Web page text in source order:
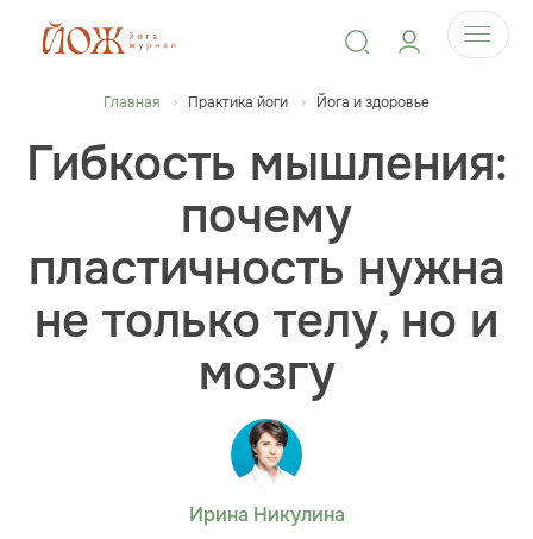
Главная Практика йоги Йога и здоровье
Гибкость мышления:
почему
пластичность нужна
не только телу, но и
мозгу
Ирина Никулина